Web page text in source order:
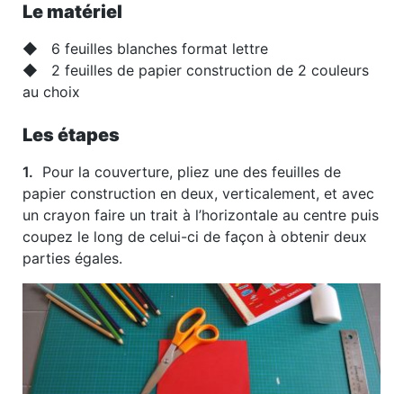
Le matériel
◆ 6 feuilles blanches format lettre
◆ 2 feuilles de papier construction de 2 couleurs
au choix
Les étapes
1. Pour la couverture, pliez une des feuilles de
papier construction en deux, verticalement, et avec
un crayon faire un trait à l’horizontale au centre puis
coupez le long de celui-ci de façon à obtenir deux
parties égales.